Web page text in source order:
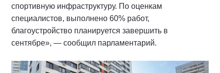
спортивную инфраструктуру. По оценкам
специалистов, выполнено 60% работ,
благоустройство планируется завершить в
сентябре», — сообщил парламентарий.